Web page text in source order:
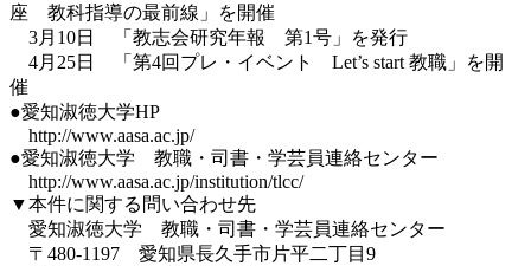
座 教科指導の最前線」を開催
3月10日 「教志会研究年報 第1号」を発行
4月25日 「第4回プレ・イベント Let’s start 教職」を開
催
●愛知淑徳大学HP
http://www.aasa.ac.jp/
●愛知淑徳大学 教職・司書・学芸員連絡センター
http://www.aasa.ac.jp/institution/tlcc/
▼本件に関する問い合わせ先
愛知淑徳大学 教職・司書・学芸員連絡センター
〒480-1197 愛知県長久手市片平二丁目9